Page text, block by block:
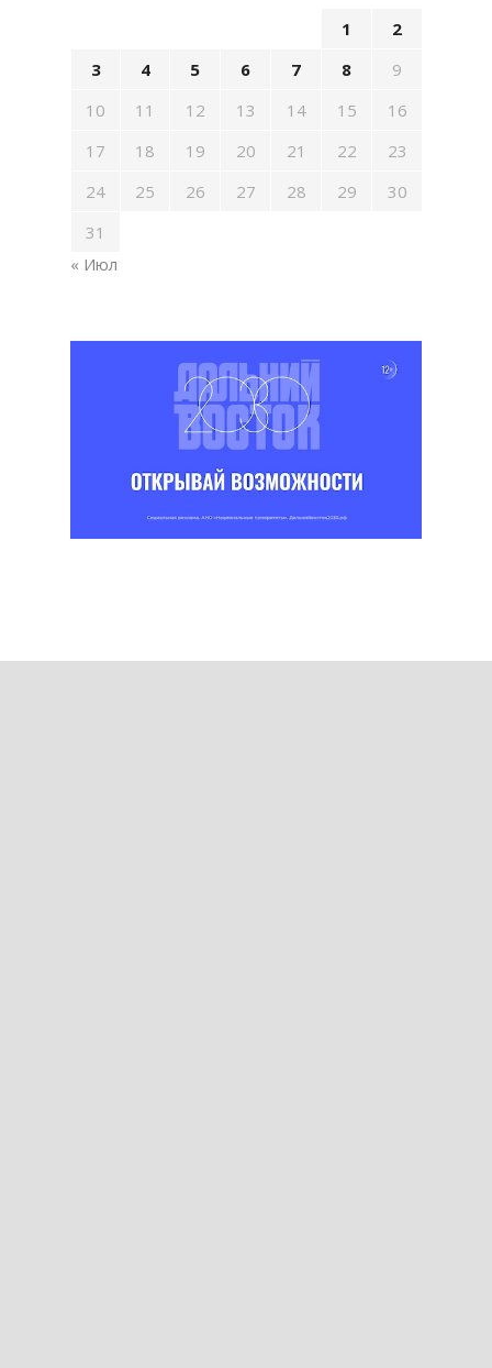
1
2
3
4 5 6 7 8
9
10
11 12 13 14 15
16
17
18 19 20 21 22
23
24
25 26 27 28 29
30
31
« Июл